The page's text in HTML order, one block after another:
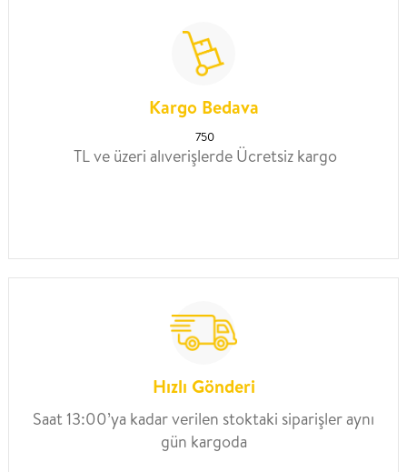
Kargo Bedava
750
TL ve üzeri alıverişlerde Ücretsiz kargo
Hızlı Gönderi
Saat 13:00’ya kadar verilen stoktaki siparişler aynı
gün kargoda